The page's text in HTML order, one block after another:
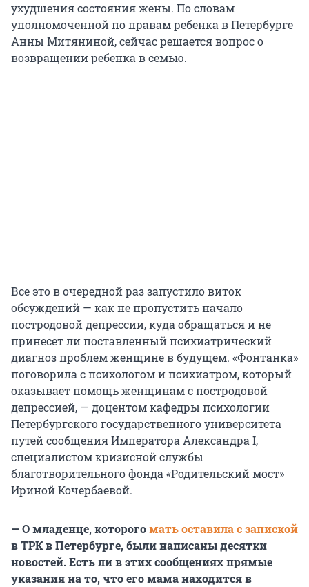
ухудшения состояния жены. По словам
уполномоченной по правам ребенка в Петербурге
Анны Митяниной, сейчас решается вопрос о
возвращении ребенка в семью.
Все это в очередной раз запустило виток
обсуждений — как не пропустить начало
постродовой депрессии, куда обращаться и не
принесет ли поставленный психиатрический
диагноз проблем женщине в будущем. «Фонтанка»
поговорила с психологом и психиатром, который
оказывает помощь женщинам с постродовой
депрессией, — доцентом кафедры психологии
Петербургского государственного университета
путей сообщения Императора Александра I,
специалистом кризисной службы
благотворительного фонда «Родительский мост»
Ириной Кочербаевой.
— О младенце, которогомать оставила с запиской
в ТРК в Петербурге, были написаны десятки
новостей. Есть ли в этих сообщениях прямые
указания на то, что его мама находится в